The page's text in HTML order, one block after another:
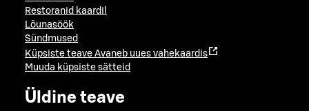
Restoranid kaardil
Lõunasöök
Sündmused
Küpsiste teave Avaneb uues vahekaardis
Muuda küpsiste sätteid
Üldine teave